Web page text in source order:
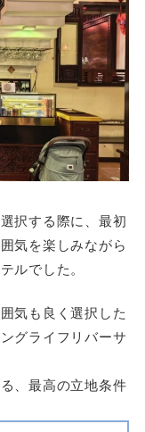
択する際に、最初
気を楽しみながら
ルでした。
気も良く選択した
グライフリバーサ
、最高の立地条件